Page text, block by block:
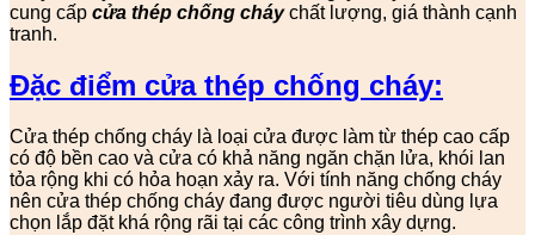
cung cấp cửa thép chống cháychất lượng, giá thành cạnh
tranh.
Đặc điểm cửa thép chống cháy:
Cửa thép chống cháy là loại cửa được làm từ thép cao cấp
có độ bền cao và cửa có khả năng ngăn chặn lửa, khói lan
tỏa rộng khi có hỏa hoạn xảy ra. Với tính năng chống cháy
nên cửa thép chống cháy đang được người tiêu dùng lựa
chọn lắp đặt khá rộng rãi tại các công trình xây dựng.